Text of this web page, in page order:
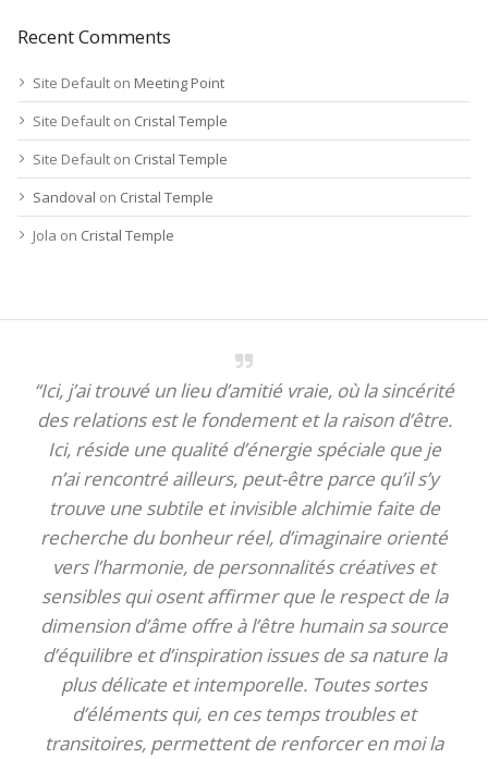
Recent Comments
Site Default on Meeting Point
Site Default on Cristal Temple
Site Default on Cristal Temple
Sandoval on Cristal Temple
Jola on Cristal Temple
“Ici, j’ai trouvé un lieu d’amitié vraie, où la sincérité
des relations est le fondement et la raison d’être.
Ici, réside une qualité d’énergie spéciale que je
n’ai rencontré ailleurs, peut-être parce qu’il s’y
trouve une subtile et invisible alchimie faite de
recherche du bonheur réel, d’imaginaire orienté
vers l’harmonie, de personnalités créatives et
sensibles qui osent affirmer que le respect de la
dimension d’âme offre à l’être humain sa source
d’équilibre et d’inspiration issues de sa nature la
plus délicate et intemporelle. Toutes sortes
d’éléments qui, en ces temps troubles et
transitoires, permettent de renforcer en moi la